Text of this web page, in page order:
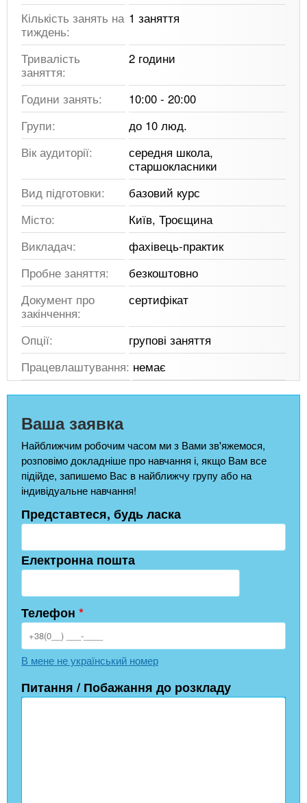
Кількість занять на
тиждень:
1 заняття
Тривалість
заняття:
2 години
Години занять:
10:00 - 20:00
Групи:
до 10 люд.
Вік аудиторії:
середня школа,
старшокласники
Вид підготовки:
базовий курс
Місто:
Київ, Троєщина
Викладач:
фахівець-практик
Пробне заняття:
безкоштовно
Документ про
закінчення:
сертифікат
Опції:
групові заняття
Працевлаштування: немає
Ваша заявка
Найближчим робочим часом ми з Вами зв'яжемося,
розповімо докладніше про навчання і, якщо Вам все
підійде, запишемо Вас в найближчу групу або на
індивідуальне навчання!
Представтеся, будь ласка
Електронна пошта
Телефон *
В мене не український номер
Питання / Побажання до розкладу